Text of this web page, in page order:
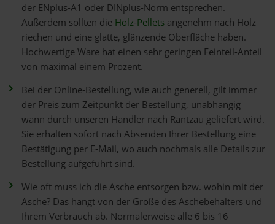
der ENplus-A1 oder DINplus-Norm entsprechen.
Außerdem sollten die Holz-Pellets angenehm nach Holz
riechen und eine glatte, glänzende Oberfläche haben.
Hochwertige Ware hat einen sehr geringen Feinteil-Anteil
von maximal einem Prozent.
Bei der Online-Bestellung, wie auch generell, gilt immer
der Preis zum Zeitpunkt der Bestellung, unabhängig
wann durch unseren Händler nach Rantzau geliefert wird.
Sie erhalten sofort nach Absenden Ihrer Bestellung eine
Bestätigung per E-Mail, wo auch nochmals alle Details zur
Bestellung aufgeführt sind.
Wie oft muss ich die Asche entsorgen bzw. wohin mit der
Asche? Das hängt von der Größe des Aschebehälters und
Ihrem Verbrauch ab. Normalerweise alle 6 bis 16